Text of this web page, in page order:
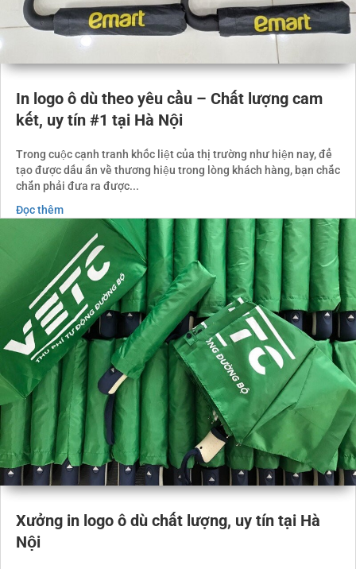
In logo ô dù theo yêu cầu – Chất lượng cam
kết, uy tín #1 tại Hà Nội
Trong cuộc cạnh tranh khốc liệt của thị trường như hiện nay, để
tạo được dấu ấn về thương hiệu trong lòng khách hàng, bạn chắc
chắn phải đưa ra được...
Đọc thêm
Xưởng in logo ô dù chất lượng, uy tín tại Hà
Nội